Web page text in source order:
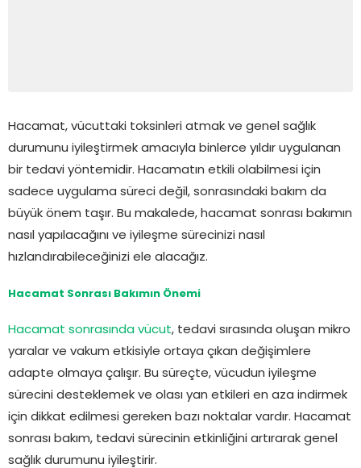
Hacamat, vücuttaki toksinleri atmak ve genel sağlık
durumunu iyileştirmek amacıyla binlerce yıldır uygulanan
bir tedavi yöntemidir. Hacamatın etkili olabilmesi için
sadece uygulama süreci değil, sonrasındaki bakım da
büyük önem taşır. Bu makalede, hacamat sonrası bakımın
nasıl yapılacağını ve iyileşme sürecinizi nasıl
hızlandırabileceğinizi ele alacağız.
Hacamat Sonrası Bakımın Önemi
Hacamat sonrasında vücut, tedavi sırasında oluşan mikro
yaralar ve vakum etkisiyle ortaya çıkan değişimlere
adapte olmaya çalışır. Bu süreçte, vücudun iyileşme
sürecini desteklemek ve olası yan etkileri en aza indirmek
için dikkat edilmesi gereken bazı noktalar vardır. Hacamat
sonrası bakım, tedavi sürecinin etkinliğini artırarak genel
sağlık durumunu iyileştirir.